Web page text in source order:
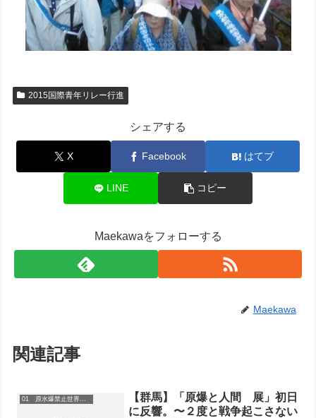
2015国際青年リレー行進
シェアする
X Facebook はてブ
LINE コピー
Maekawaをフォローする
Maekawa
関連記事
01 原水爆禁止世界大会
【群馬】「原爆と人間 展」初日
に反響。〜２度と戦争起こさない